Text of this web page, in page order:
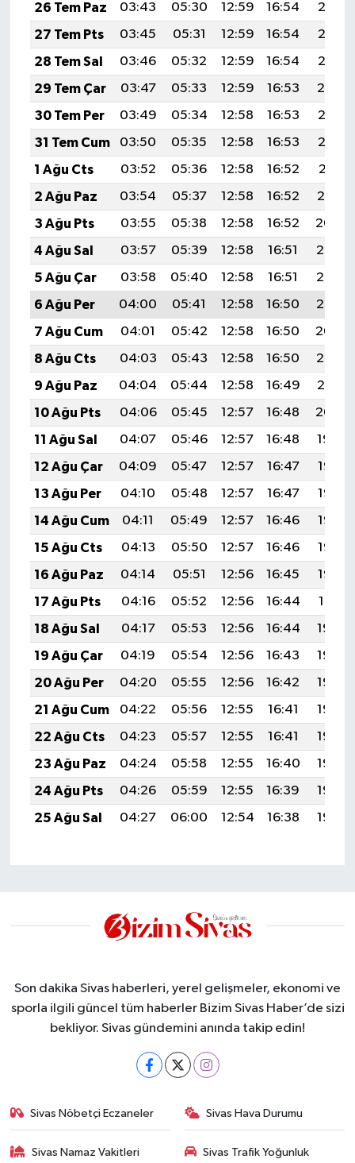
26 Tem Paz
03:43 05:30 12:59 16:54
20:17
27 Tem Pts
03:45 05:31 12:59 16:54
20:16
28 Tem Sal
03:46 05:32 12:59 16:54
20:15
29 Tem Çar
03:47 05:33 12:59 16:53
20:14
30 Tem Per
03:49 05:34 12:58 16:53
20:13
31 Tem Cum
03:50 05:35 12:58 16:53
20:12
1 Ağu Cts
03:52 05:36 12:58 16:52
20:11
2 Ağu Paz
03:54 05:37 12:58 16:52
20:10
3 Ağu Pts
03:55 05:38 12:58 16:52
20:09
4 Ağu Sal
03:57 05:39 12:58 16:51
20:07
5 Ağu Çar
03:58 05:40 12:58 16:51
20:06
6 Ağu Per
04:00 05:41 12:58 16:50
20:05
7 Ağu Cum
04:01 05:42 12:58 16:50
20:04
8 Ağu Cts
04:03 05:43 12:58 16:50
20:03
9 Ağu Paz
04:04 05:44 12:58 16:49
20:01
10 Ağu Pts
04:06 05:45 12:57 16:48
20:00
11 Ağu Sal
04:07 05:46 12:57 16:48
19:59
12 Ağu Çar
04:09 05:47 12:57 16:47
19:58
13 Ağu Per
04:10 05:48 12:57 16:47
19:56
14 Ağu Cum
04:11 05:49 12:57 16:46
19:55
15 Ağu Cts
04:13 05:50 12:57 16:46
19:53
16 Ağu Paz
04:14 05:51 12:56 16:45
19:52
17 Ağu Pts
04:16 05:52 12:56 16:44
19:51
18 Ağu Sal
04:17 05:53 12:56 16:44
19:49
19 Ağu Çar
04:19 05:54 12:56 16:43
19:48
20 Ağu Per
04:20 05:55 12:56 16:42
19:46
21 Ağu Cum
04:22 05:56 12:55 16:41
19:45
22 Ağu Cts
04:23 05:57 12:55 16:41
19:43
23 Ağu Paz
04:24 05:58 12:55 16:40
19:42
24 Ağu Pts
04:26 05:59 12:55 16:39
19:40
25 Ağu Sal
04:27 06:00 12:54 16:38 19:39
Son dakika Sivas haberleri, yerel gelişmeler, ekonomi ve
sporla ilgili güncel tüm haberler Bizim Sivas Haber’de sizi
bekliyor. Sivas gündemini anında takip edin!
Sivas Nöbetçi Eczaneler Sivas Hava Durumu
Sivas Namaz Vakitleri
Sivas Trafik Yoğunluk